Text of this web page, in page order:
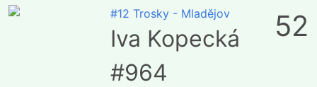
#12 Trosky - Mladějov
Iva Kopecká
#964
52